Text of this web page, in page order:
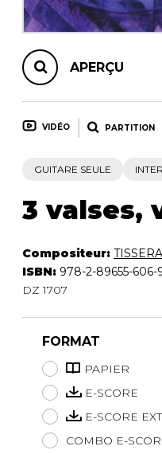
APERÇU
VIDÉO PARTITION
GUITARE SEULE
3 valses,
Compositeur:
ISBN: 978-2-89655-606-
DZ 1707
FORMAT
PAPIER
E-SCORE
E-SCORE
COMBO E-